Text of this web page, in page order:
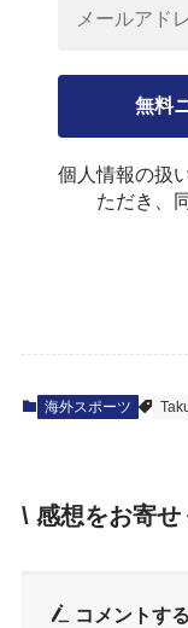
個人情報の扱
ただき、
海外スポーツ
\ 感想をお寄せ
コメントする